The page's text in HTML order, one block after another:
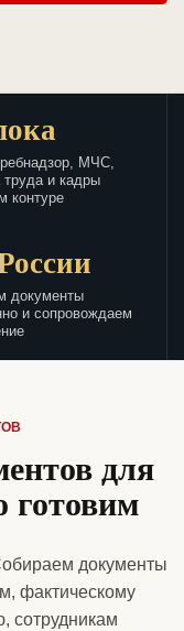
МЧС,
труда и кадры
контуре
документы
и сопровождаем
для
готовим
документы
фактическому
сотрудникам